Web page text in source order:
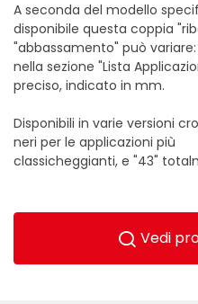
A seconda del modello
disponibile questa coppia
"abbassamento" può
nella sezione "Lista
preciso, indicato in mm.
Disponibili in varie versioni
neri per le applicazioni più
classicheggianti, e "43"
Vedi